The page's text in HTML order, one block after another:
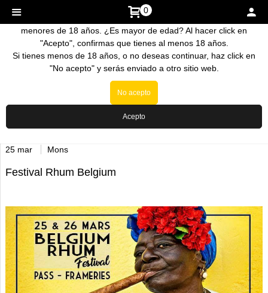
0
La venta de nuestros productos esta prohibida a personas
menores de 18 años. ¿Es mayor de edad? Al hacer click en
"Acepto", confirmas que tienes al menos 18 años.
Si tienes menos de 18 años, o no deseas continuar, haz click en
"No acepto" y serás enviado a otro sitio web.
No acepto
Acepto
Inicio>Noticias
25 mar
Mons
Festival Rhum Belgium